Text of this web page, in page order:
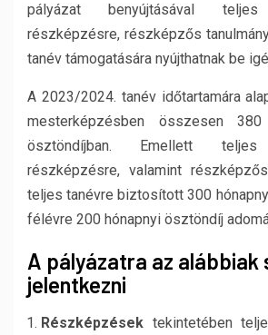
pályázat benyújtásával teljes
részképzésre, részképzős
tanév támogatására nyújthatnak be
A 2023/2024. tanév időtartamára
mesterképzésben összesen
ösztöndíjban. Emellett teljes
részképzésre, valamint
teljes tanévre biztosított 300
félévre 200 hónapnyi ösztöndíj
A pályázatra az alábbiak
jelentkezni
Részképzések tekintetében